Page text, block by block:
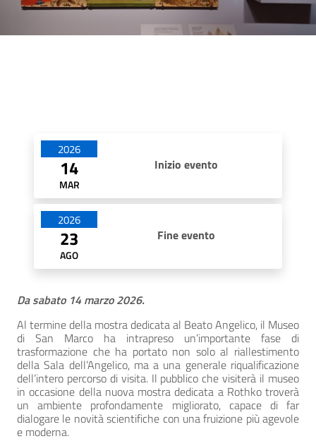
Date di apertura
2026
14
MAR
Inizio evento
2026
23
AGO
Fine evento
Da sabato 14 marzo 2026.
Al termine della mostra dedicata al Beato Angelico, il Museo
di San Marco ha intrapreso un’importante fase di
trasformazione che ha portato non solo al riallestimento
della Sala dell’Angelico, ma a una generale riqualificazione
dell’intero percorso di visita. Il pubblico che visiterà il museo
in occasione della nuova mostra dedicata a Rothko troverà
un ambiente profondamente migliorato, capace di far
dialogare le novità scientifiche con una fruizione più agevole
e moderna.